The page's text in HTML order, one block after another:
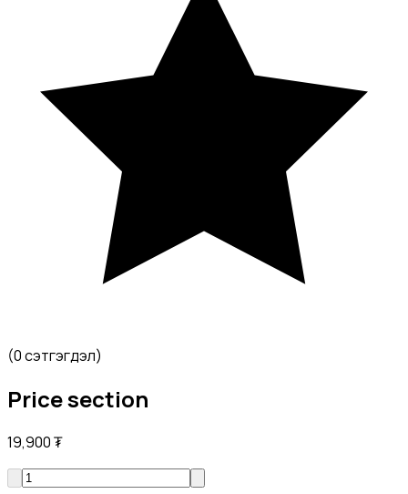
(0 сэтгэгдэл)
Price section
19,900₮